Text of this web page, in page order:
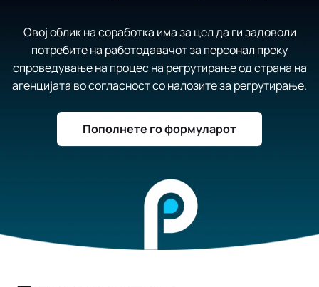
Овој облик на соработка има за цел да ги задоволи
потребите на работодавачот за персонал преку
спроведување на процес на регрутирање од страна на
агенцијата во согласност со налозите за регрутирање.
Пополнете го формуларот
ВИДИ